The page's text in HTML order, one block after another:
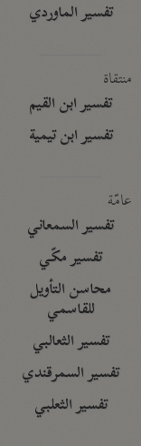
تفسير الماوردي
منتقاة
تفسير ابن القيم
تفسير ابن تيمية
عامّة
تفسير السمعاني
تفسير مكّي
محاسن التأويل
للقاسمي
تفسير الثعالبي
تفسير السمرقندي
تفسير الثعلبي